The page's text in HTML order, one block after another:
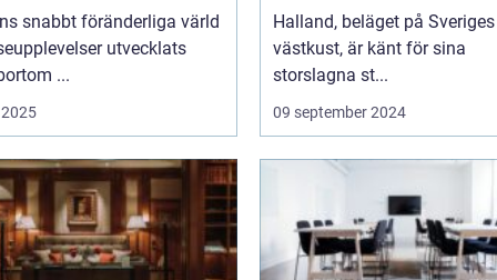
snabbt föränderliga värld
utvecklats
...
Halland, beläget på Sveriges
västkust, är känt för sina
storslagna st...
09 september 2024